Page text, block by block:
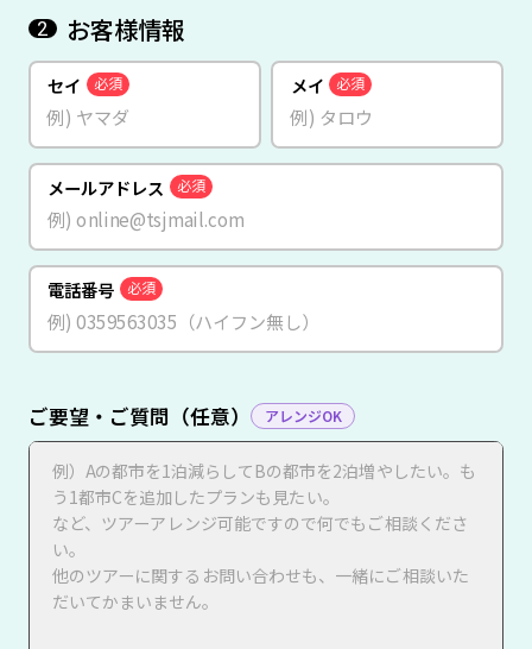
2 お客様情報
セイ 必須 メイ 必須
メールアドレス 必須
電話番号 必須
ご要望・ご質問（任意） アレンジOK